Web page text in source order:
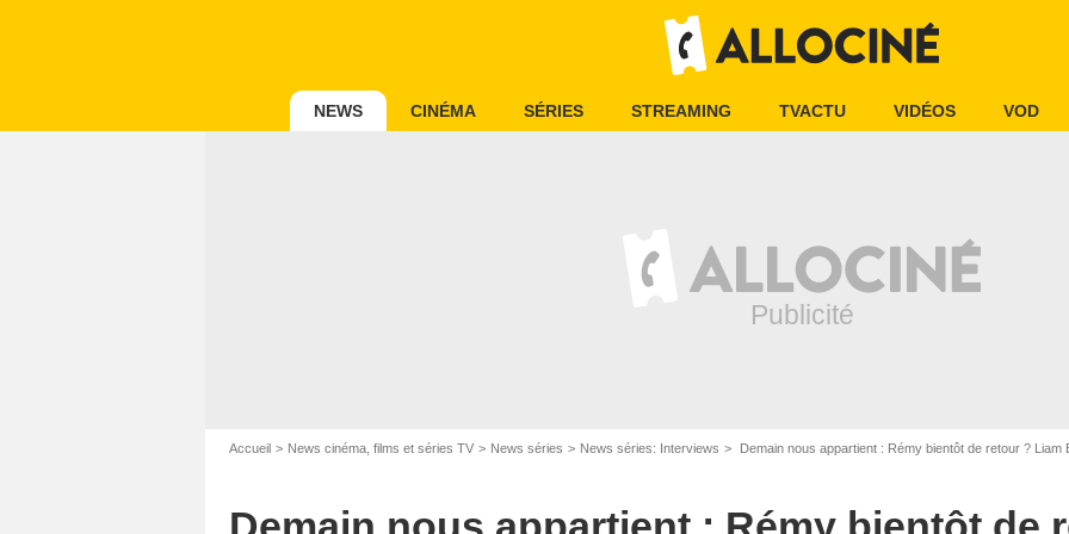
NEWS CINÉMA SÉRIES STREAMING TVACTU VIDÉOS VOD
Accueil News cinéma, films et séries TV News séries News séries: Interviews Demain nous appartient : Rémy bientôt de retour ?
Capture d'écran/TF1